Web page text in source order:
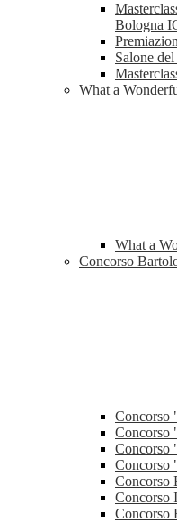
Bologna
Salone
What a
What a
Concorso
Concorso
Concorso
Concorso
Concorso
Concorso
Concorso
Concorso